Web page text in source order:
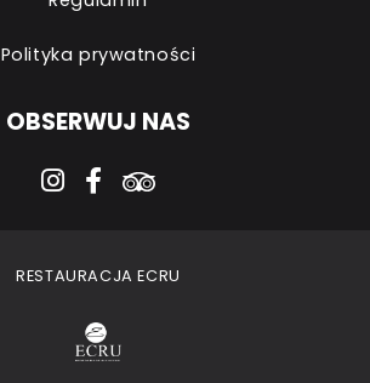
Polityka prywatności
OBSERWUJ NAS
instagram
facebook-f
tripadvisor
RESTAURACJA ECRU